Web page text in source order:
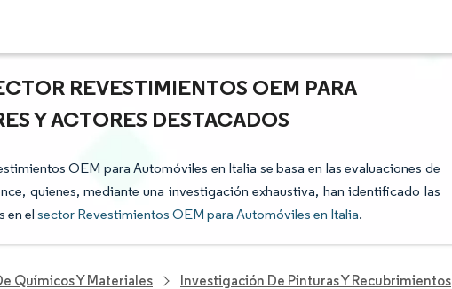
REVESTIMIENTOS OEM PARA
Y ACTORES DESTACADOS
OEM para Automóviles en Italia se basa en las evaluaciones de
quienes, mediante una investigación exhaustiva, han identificado las
en el sector Revestimientos OEM para Automóviles en Italia.
Químicos Y Materiales Investigación De Pinturas Y Recubrimientos